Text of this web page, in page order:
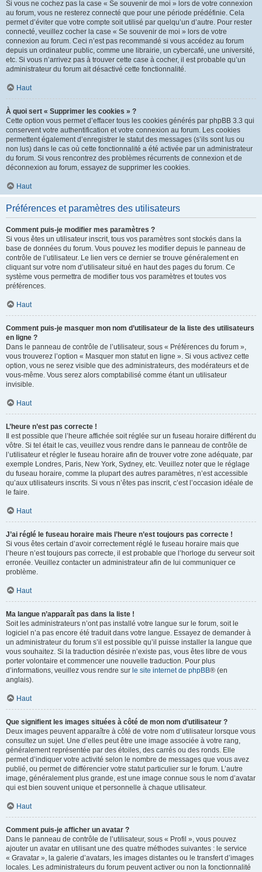
Si vous ne cochez pas la case « Se souvenir de moi » lors de votre connexion
au forum, vous ne resterez connecté que pour une période prédéfinie. Cela
permet d’éviter que votre compte soit utilisé par quelqu’un d’autre. Pour rester
connecté, veuillez cocher la case « Se souvenir de moi » lors de votre
connexion au forum. Ceci n’est pas recommandé si vous accédez au forum
depuis un ordinateur public, comme une librairie, un cybercafé, une université,
etc. Si vous n’arrivez pas à trouver cette case à cocher, il est probable qu’un
administrateur du forum ait désactivé cette fonctionnalité.
Haut
À quoi sert « Supprimer les cookies » ?
Cette option vous permet d’effacer tous les cookies générés par phpBB 3.3 qui
conservent votre authentification et votre connexion au forum. Les cookies
permettent également d’enregistrer le statut des messages (s’ils sont lus ou
non lus) dans le cas où cette fonctionnalité a été activée par un administrateur
du forum. Si vous rencontrez des problèmes récurrents de connexion et de
déconnexion au forum, essayez de supprimer les cookies.
Haut
Préférences et paramètres des utilisateurs
Comment puis-je modifier mes paramètres ?
Si vous êtes un utilisateur inscrit, tous vos paramètres sont stockés dans la
base de données du forum. Vous pouvez les modifier depuis le panneau de
contrôle de l’utilisateur. Le lien vers ce dernier se trouve généralement en
cliquant sur votre nom d’utilisateur situé en haut des pages du forum. Ce
système vous permettra de modifier tous vos paramètres et toutes vos
préférences.
Haut
Comment puis-je masquer mon nom d’utilisateur de la liste des utilisateurs
en ligne ?
Dans le panneau de contrôle de l’utilisateur, sous « Préférences du forum »,
vous trouverez l’option « Masquer mon statut en ligne ». Si vous activez cette
option, vous ne serez visible que des administrateurs, des modérateurs et de
vous-même. Vous serez alors comptabilisé comme étant un utilisateur
invisible.
Haut
L’heure n’est pas correcte !
Il est possible que l’heure affichée soit réglée sur un fuseau horaire différent du
vôtre. Si tel était le cas, veuillez vous rendre dans le panneau de contrôle de
l’utilisateur et régler le fuseau horaire afin de trouver votre zone adéquate, par
exemple Londres, Paris, New York, Sydney, etc. Veuillez noter que le réglage
du fuseau horaire, comme la plupart des autres paramètres, n’est accessible
qu’aux utilisateurs inscrits. Si vous n’êtes pas inscrit, c’est l’occasion idéale de
le faire.
Haut
J’ai réglé le fuseau horaire mais l’heure n’est toujours pas correcte !
Si vous êtes certain d’avoir correctement réglé le fuseau horaire mais que
l’heure n’est toujours pas correcte, il est probable que l’horloge du serveur soit
erronée. Veuillez contacter un administrateur afin de lui communiquer ce
problème.
Haut
Ma langue n’apparaît pas dans la liste !
Soit les administrateurs n’ont pas installé votre langue sur le forum, soit le
logiciel n’a pas encore été traduit dans votre langue. Essayez de demander à
un administrateur du forum s’il est possible qu’il puisse installer la langue que
vous souhaitez. Si la traduction désirée n’existe pas, vous êtes libre de vous
porter volontaire et commencer une nouvelle traduction. Pour plus
d’informations, veuillez vous rendre sur le site internet de phpBB® (en
anglais).
Haut
Que signifient les images situées à côté de mon nom d’utilisateur ?
Deux images peuvent apparaître à côté de votre nom d’utilisateur lorsque vous
consultez un sujet. Une d’elles peut être une image associée à votre rang,
généralement représentée par des étoiles, des carrés ou des ronds. Elle
permet d’indiquer votre activité selon le nombre de messages que vous avez
publié, ou permet de différencier votre statut particulier sur le forum. L’autre
image, généralement plus grande, est une image connue sous le nom d’avatar
qui est bien souvent unique et personnelle à chaque utilisateur.
Haut
Comment puis-je afficher un avatar ?
Dans le panneau de contrôle de l’utilisateur, sous « Profil », vous pouvez
ajouter un avatar en utilisant une des quatre méthodes suivantes : le service
« Gravatar », la galerie d’avatars, les images distantes ou le transfert d’images
locales. Les administrateurs du forum peuvent activer ou non la fonctionnalité